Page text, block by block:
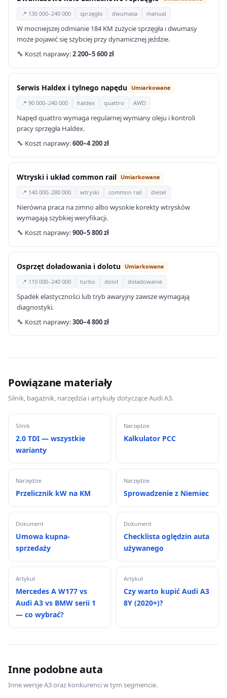
📍 130 000–240 000 sprzęgło dwumasa manual
W mocniejszej odmianie 184 KM zużycie sprzęgła i dwumasy
może pojawić się szybciej przy dynamicznej jeździe.
🔧 Koszt naprawy:2 200–5 600 zł
Serwis Haldex i tylnego napędu Umiarkowane
📍 90 000–240 000 haldex quattro AWD
Napęd quattro wymaga regularnej wymiany oleju i kontroli
pracy sprzęgła Haldex.
🔧 Koszt naprawy:600–4 200 zł
Wtryski i układ common rail Umiarkowane
📍 140 000–280 000 wtryski common rail diesel
Nierówna praca na zimno albo wysokie korekty wtrysków
wymagają szybkiej weryfikacji.
🔧 Koszt naprawy:900–5 800 zł
Osprzęt doładowania i dolotu Umiarkowane
📍 110 000–240 000 turbo dolot doładowanie
Spadek elastyczności lub tryb awaryjny zawsze wymagają
diagnostyki.
🔧 Koszt naprawy:300–4 800 zł
Powiązane materiały
Silnik, bagażnik, narzędzia i artykuły dotyczące Audi A3.
Silnik
2.0 TDI — wszystkie
warianty
Narzędzie
Kalkulator PCC
Narzędzie
Przelicznik kW na KM
Narzędzie
Sprowadzenie z Niemiec
Dokument
Umowa kupna-
sprzedaży
Dokument
Checklista oględzin auta
używanego
Artykuł
Mercedes A W177 vs
Audi A3 vs BMW serii 1
— co wybrać?
Artykuł
Czy warto kupić Audi A3
8Y (2020+)?
Inne podobne auta
Inne wersje A3 oraz konkurenci w tym segmencie.